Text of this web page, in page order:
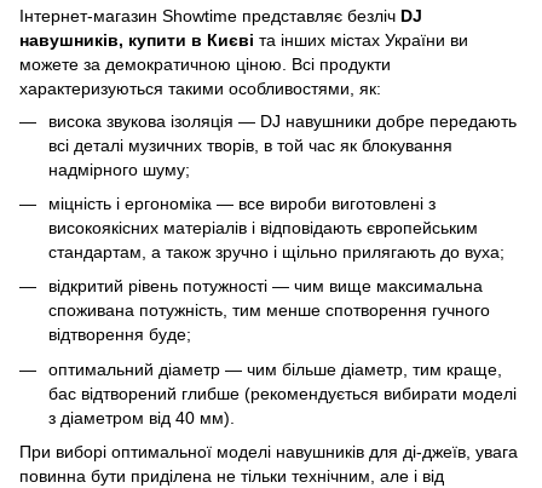
Інтернет-магазин Showtime представляє безліч DJ
навушників, купити в Києві та інших містах України ви
можете за демократичною ціною. Всі продукти
характеризуються такими особливостями, як:
висока звукова ізоляція — DJ навушники добре передають
всі деталі музичних творів, в той час як блокування
надмірного шуму;
міцність і ергономіка — все вироби виготовлені з
високоякісних матеріалів і відповідають європейським
стандартам, а також зручно і щільно прилягають до вуха;
відкритий рівень потужності — чим вище максимальна
споживана потужність, тим менше спотворення гучного
відтворення буде;
оптимальний діаметр — чим більше діаметр, тим краще,
бас відтворений глибше (рекомендується вибирати моделі
з діаметром від 40 мм).
При виборі оптимальної моделі навушників для ді-джеїв, увага
повинна бути приділена не тільки технічним, але і від